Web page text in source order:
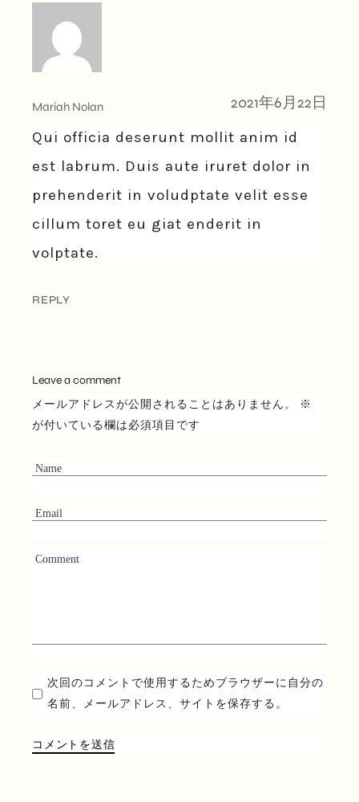
Mariah Nolan 2021年6月22日
Qui officia deserunt mollit anim id
est labrum. Duis aute iruret dolor in
prehenderit in voludptate velit esse
cillum toret eu giat enderit in
volptate.
REPLY
Leave a comment
メールアドレスが公開されることはありません。
※
が付いている欄は必須項目です
次回のコメントで使用するためブラウザーに自分の
名前、メールアドレス、サイトを保存する。
コメントを送信